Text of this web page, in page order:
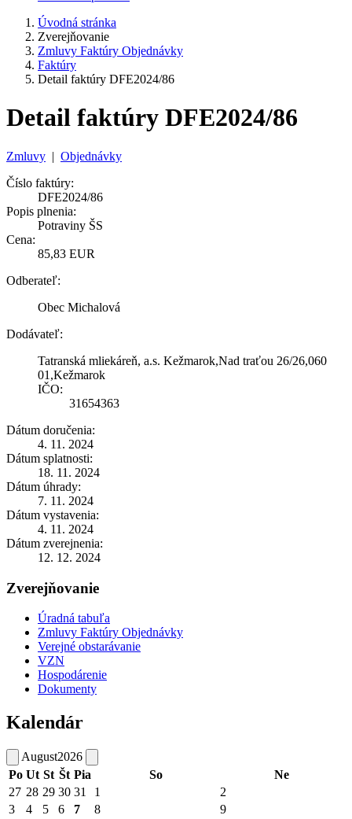
Úvodná stránka
Zverejňovanie
Zmluvy Faktúry Objednávky
Faktúry
Detail faktúry DFE2024/86
Detail faktúry DFE2024/86
Zmluvy | Objednávky
Číslo faktúry:
DFE2024/86
Popis plnenia:
Potraviny ŠS
Cena:
85,83 EUR
Odberateľ:
Obec Michalová
Dodávateľ:
Tatranská mliekáreň, a.s. Kežmarok,Nad traťou 26/26,060
01,Kežmarok
IČO:
31654363
Dátum doručenia:
4. 11. 2024
Dátum splatnosti:
18. 11. 2024
Dátum úhrady:
7. 11. 2024
Dátum vystavenia:
4. 11. 2024
Dátum zverejnenia:
12. 12. 2024
Zverejňovanie
Úradná tabuľa
Zmluvy Faktúry Objednávky
Verejné obstarávanie
VZN
Hospodárenie
Dokumenty
Kalendár
August2026
Po Ut St Št Pia So
Ne
27 28 29 30 31 1
2
3
4 5 6 7 8 9